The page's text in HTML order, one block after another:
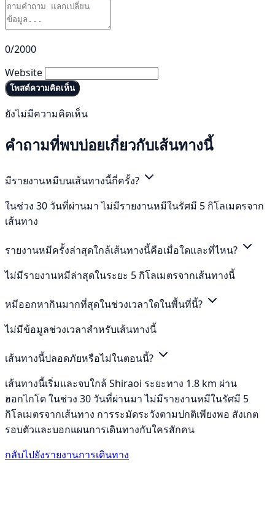
0/2000
Website
โพสต์ความคิดเห็น
ยังไม่มีความคิดเห็น
คำถามที่พบบ่อยเกี่ยวกับเส้นทางนี้
มีรายงานหมีบนเส้นทางนี้กี่ครั้ง?
ในช่วง 30 วันที่ผ่านมา ไม่มีรายงานหมีในรัศมี 5 กิโลเมตรจาก
เส้นทาง
รายงานหมีครั้งล่าสุดใกล้เส้นทางนี้คือเมื่อใดและที่ไหน?
ไม่มีรายงานหมีล่าสุดในระยะ 5 กิโลเมตรจากเส้นทางนี้
หมีออกหากินมากที่สุดในช่วงเวลาใดในพื้นที่นี้?
ไม่มีข้อมูลช่วงเวลาสำหรับเส้นทางนี้
เส้นทางนี้ปลอดภัยหรือไม่ในตอนนี้?
เส้นทางนี้เริ่มและจบใกล้ Shiraoi ระยะทาง 1.8 km ผ่าน
ฮอกไกโด ในช่วง 30 วันที่ผ่านมา ไม่มีรายงานหมีในรัศมี 5
กิโลเมตรจากเส้นทาง การระมัดระวังตามปกติเพียงพอ สังเกต
รอบตัวและบอกแผนการเดินทางกับใครสักคน
กลับไปยังรายงานการเดินทาง